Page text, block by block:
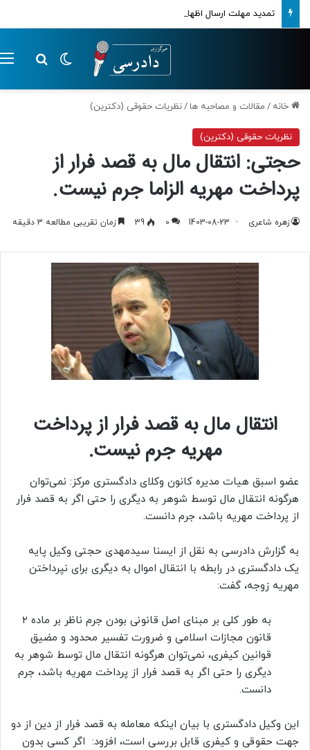
تمدید مهلت ارسال اظهارنامه‌های مالیاتی تا پایان تابستان 1405
تغییر پوسته
خانه / مقالات و مصاحبه ها /نظریات حقوقی (دکترین)
نظریات حقوقی (دکترین)
حجتی: انتقال مال به قصد فرار از
پرداخت مهریه الزاما جرم نیست.
زهره شاعری 1403-08-23
0
39 زمان تقریبی مطالعه 3 دقیقه
انتقال مال به قصد فرار از پرداخت
مهریه جرم نیست.
عضو اسبق هیات مدیره کانون وکلای دادگستری مرکز: نمی‌توان
هرگونه انتقال مال توسط شوهر به دیگری را حتی اگر به قصد فرار
از پرداخت مهریه باشد، جرم دانست.
به گزارش دادرسی به نقل از ایسنا سیدمهدی حجتی وکیل پایه
یک دادگستری در رابطه با انتقال اموال به دیگری برای نپرداختن
مهریه زوجه، گفت:
به طور کلی بر مبنای اصل قانونی بودن جرم ناظر بر ماده ۲
قانون مجازات اسلامی و ضرورت تفسیر محدود و مضیق
قوانین کیفری، نمی‌توان هرگونه انتقال مال توسط شوهر به
دیگری را حتی اگر به قصد فرار از پرداخت مهریه باشد، جرم
دانست.
این وکیل دادگستری با بیان اینکه معامله به قصد فرار از دین از دو
جهت حقوقی و کیفری قابل بررسی است، افزود: اگر کسی بدون